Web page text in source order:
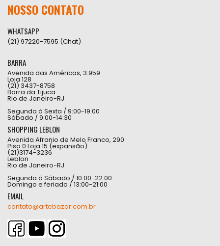
NOSSO CONTATO
WHATSAPP
(21) 97220-7595 (Chat)
BARRA
Avenida das Américas, 3.959
Loja 128
(21) 3437-8758
Barra da Tijuca
Rio de Janeiro-RJ
Segunda à Sexta / 9:00-19:00
Sábado / 9:00-14:30
SHOPPING LEBLON
Avenida Afranio de Melo Franco, 290
Piso 0 Loja 15 (expansão)
(21)3174-3236
Leblon
Rio de Janeiro-RJ
Segunda à Sábado / 10:00-22:00
Domingo e feriado / 13:00-21:00
EMAIL
contato@artebazar.com.br